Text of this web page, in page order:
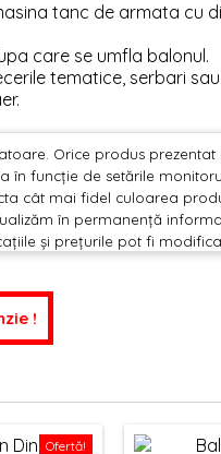
tanc de armata cu
care se umfla balonul.
tematice, serbari sau
Orice produs
în funcție de setările
cât mai fidel culoarea
în permanență
și prețurile pot fi
!
Ofertă!